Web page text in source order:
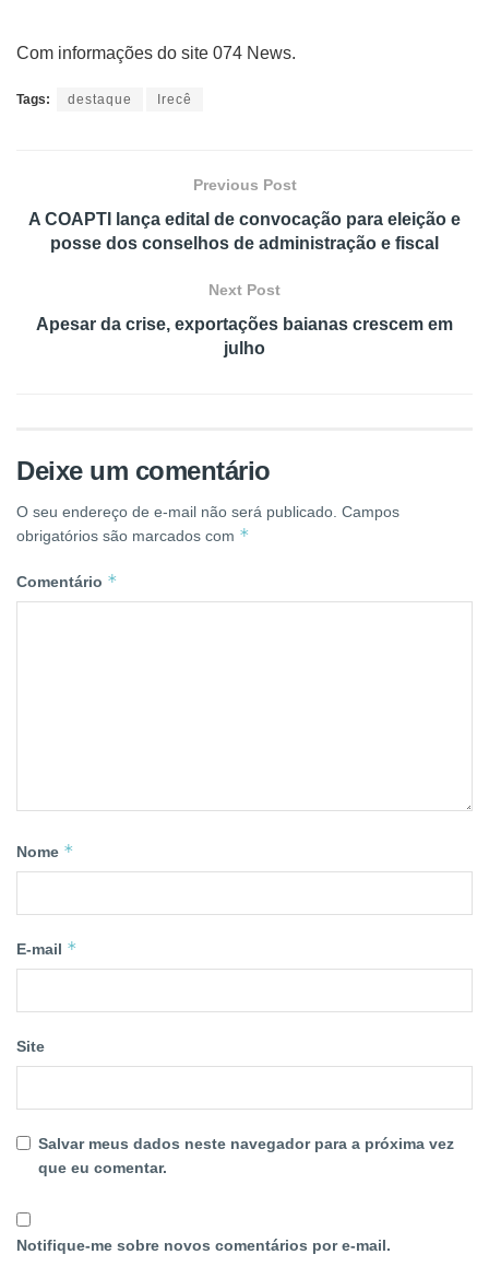
Com informações do site 074 News.
Tags: destaque Irecê
Previous Post
A COAPTI lança edital de convocação para eleição e
posse dos conselhos de administração e fiscal
Next Post
Apesar da crise, exportações baianas crescem em
julho
Deixe um comentário
O seu endereço de e-mail não será publicado. Campos
obrigatórios são marcados com *
Comentário *
Nome *
E-mail *
Site
Salvar meus dados neste navegador para a próxima vez
que eu comentar.
Notifique-me sobre novos comentários por e-mail.